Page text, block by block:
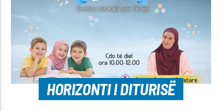
HORIZONTI I DITURISË